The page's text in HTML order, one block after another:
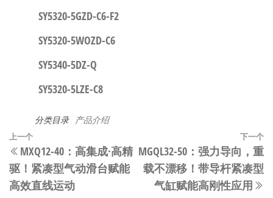
SY5320-5GZD-C6-F2
SY5320-5WOZD-C6
SY5340-5DZ-Q
SY5320-5LZE-C8
分类目录 产品介绍
文
章
导
上
一
篇
文
上一个
MXQ12-40：高集成·高精
驱！紧凑型气动滑台赋能
高效直线运动
下一个
MGQL32-50：强力导向，重
载不漂移！带导杆紧凑型
气缸赋能高刚性应用